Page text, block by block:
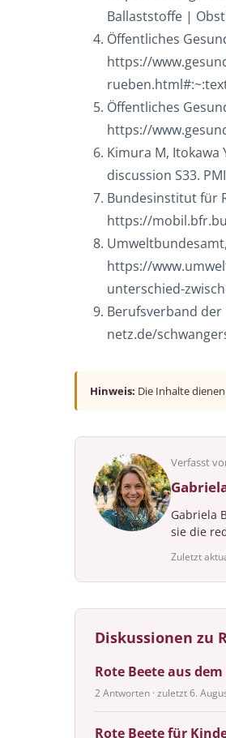
Ballaststoffe |
Öffentliches
https://
Öffentliches
https://
Kimura M, Itokawa
discussion S33.
Bundesinstitut für
https://
https://
unterschied-
Berufsverband
netz.de/
Hinweis: Die Inhalte
Verfasst
Gabriela
sie die
Zuletzt
Diskussionen zu
Rote Beete aus
2 Antworten · zuletzt 6.
Rote Beete für